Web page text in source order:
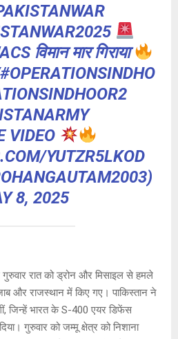
विमान मार गिराया
#OPERATIONSINDHO
VIDEO
YUTZR5LKOD
8, 2025
गुरुवार रात को ड्रोन और मिसाइल से हमले
और राजस्थान में किए गए। पाकिस्तान ने
जिन्हें भारत के S-400 एयर डिफेंस
गुरुवार को जम्मू क्षेत्र को निशाना